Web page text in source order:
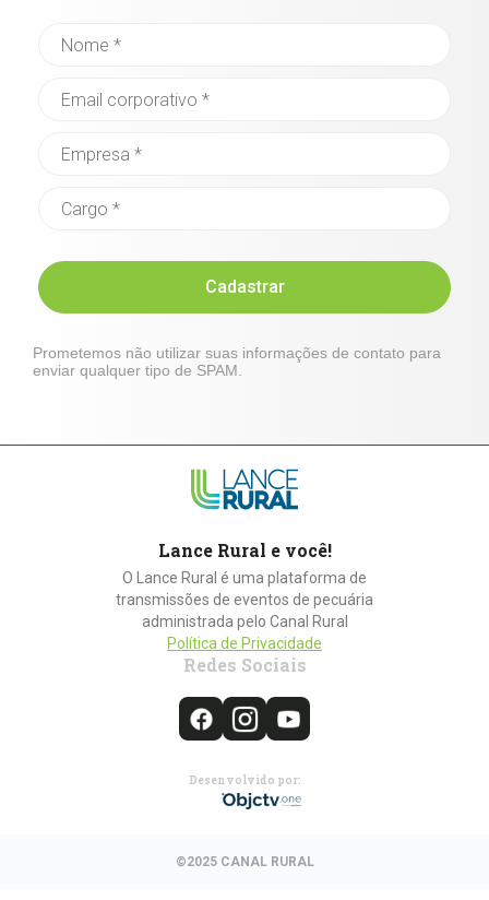
Cadastrar
Prometemos não utilizar suas informações de contato para
enviar qualquer tipo de SPAM.
Lance Rural e você!
O Lance Rural é uma plataforma de
transmissões de eventos de pecuária
administrada pelo Canal Rural
Política de Privacidade
Redes Sociais
Desenvolvido por:
©2025 CANAL RURAL